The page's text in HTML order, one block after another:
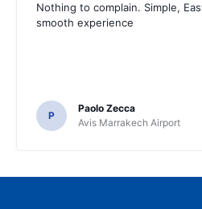
Nothing to complain. Simple,
smooth experience
P
Paolo Zecca
Avis Marrakech Airport